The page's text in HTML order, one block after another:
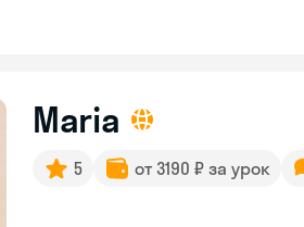
Maria
5 от 3190 ₽ за урок